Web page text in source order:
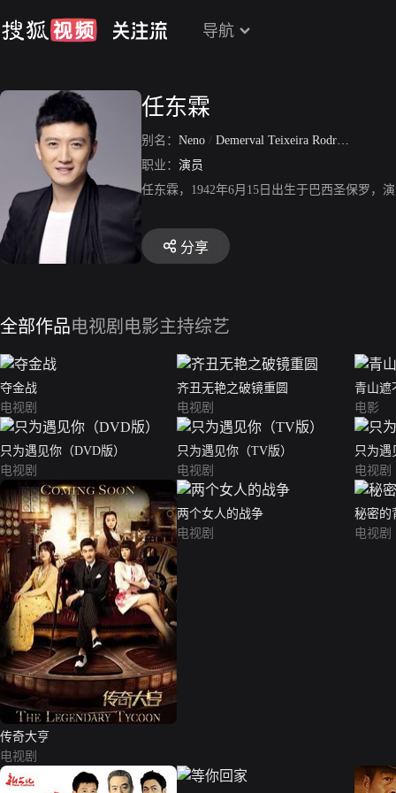
导航
任东霖
别名： Neno / Demerval Teixeira Rodrigues
职业： 演员
任东霖，1942年6月15日出生于巴西圣保罗，
分享
全部作品电视剧 电影主持综艺
夺金战
电视剧
齐丑无艳之破镜重圆
电视剧
青山遮
电影
只为遇见你（DVD版）
电视剧
只为遇见你（TV版）
电视剧
只为遇
电视剧
传奇大亨
电视剧
两个女人的战争
电视剧
秘密的
电视剧